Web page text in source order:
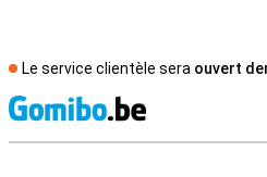
Le service clientèle sera ouvert